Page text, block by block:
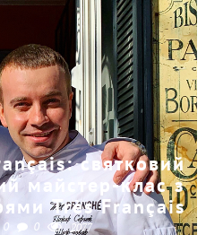
святковий
майстер-клас з
Très Français
0 0 2077